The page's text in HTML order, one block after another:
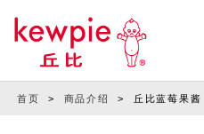
首页 > 商品介绍 > 丘比蓝莓果酱